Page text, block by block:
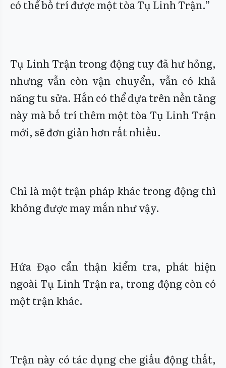
có thể bố trí được một tòa Tụ Linh Trận.”
Tụ Linh Trận trong động tuy đã hư hỏng,
nhưng vẫn còn vận chuyển, vẫn có khả
năng tu sửa. Hắn có thể dựa trên nền tảng
này mà bố trí thêm một tòa Tụ Linh Trận
mới, sẽ đơn giản hơn rất nhiều.
Chỉ là một trận pháp khác trong động thì
không được may mắn như vậy.
Hứa Đạo cẩn thận kiểm tra, phát hiện
ngoài Tụ Linh Trận ra, trong động còn có
một trận khác.
Trận này có tác dụng che giấu động thất,